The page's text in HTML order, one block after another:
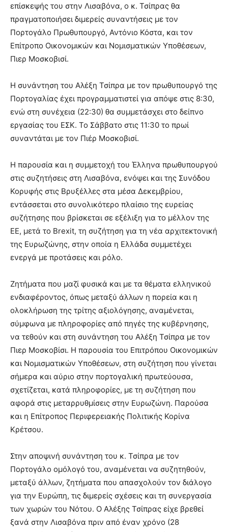
επίσκεψής του στην Λισαβόνα, ο κ. Τσίπρας θα
πραγματοποιήσει διμερείς συναντήσεις με τον
Πορτογάλο Πρωθυπουργό, Αντόνιο Κόστα, και τον
Επίτροπο Οικονομικών και Νομισματικών Υποθέσεων,
Πιερ Μοσκοβισί.
Η συνάντηση του Αλέξη Τσίπρα με τον πρωθυπουργό της
Πορτογαλίας έχει προγραμματιστεί για απόψε στις 8:30,
ενώ στη συνέχεια (22:30) θα συμμετάσχει στο δείπνο
εργασίας του ΕΣΚ. Το Σάββατο στις 11:30 το πρωί
συναντάται με τον Πιέρ Μοσκοβισί.
Η παρουσία και η συμμετοχή του Έλληνα πρωθυπουργού
στις συζητήσεις στη Λισαβόνα, ενόψει και της Συνόδου
Κορυφής στις Βρυξέλλες στα μέσα Δεκεμβρίου,
εντάσσεται στο συνολικότερο πλαίσιο της ευρείας
συζήτησης που βρίσκεται σε εξέλιξη για το μέλλον της
ΕΕ, μετά το Brexit, τη συζήτηση για τη νέα αρχιτεκτονική
της Ευρωζώνης, στην οποία η Ελλάδα συμμετέχει
ενεργά με προτάσεις και ρόλο.
Ζητήματα που μαζί φυσικά και με τα θέματα ελληνικού
ενδιαφέροντος, όπως μεταξύ άλλων η πορεία και η
ολοκλήρωση της τρίτης αξιολόγησης, αναμένεται,
σύμφωνα με πληροφορίες από πηγές της κυβέρνησης,
να τεθούν και στη συνάντηση του Αλέξη Τσίπρα με τον
Πιερ Μοσκοβίσι. Η παρουσία του Επιτρόπου Οικονομικών
και Νομισματικών Υποθέσεων, στη συζήτηση που γίνεται
σήμερα και αύριο στην πορτογαλική πρωτεύουσα,
σχετίζεται, κατά πληροφορίες, με τη συζήτηση που
αφορά στις μεταρρυθμίσεις στην Ευρωζώνη. Παρούσα
και η Επίτροπος Περιφερειακής Πολιτικής Κορίνα
Κρέτσου.
Στην αποψινή συνάντηση του κ. Τσίπρα με τον
Πορτογάλο ομόλογό του, αναμένεται να συζητηθούν,
μεταξύ άλλων, ζητήματα που απασχολούν τον διάλογο
για την Ευρώπη, τις διμερείς σχέσεις και τη συνεργασία
των χωρών του Νότου. Ο Αλέξης Τσίπρας είχε βρεθεί
ξανά στην Λισαβόνα πριν από έναν χρόνο (28